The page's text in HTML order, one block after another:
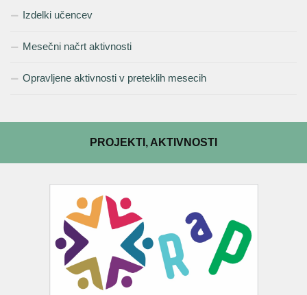
Izdelki učencev
Mesečni načrt aktivnosti
Opravljene aktivnosti v preteklih mesecih
PROJEKTI, AKTIVNOSTI